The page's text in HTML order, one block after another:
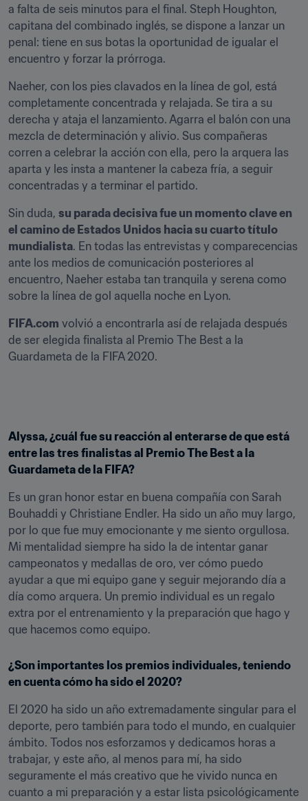
a falta de seis minutos para el final. Steph Houghton,
capitana del combinado inglés, se dispone a lanzar un
penal: tiene en sus botas la oportunidad de igualar el
encuentro y forzar la prórroga.
Naeher, con los pies clavados en la línea de gol, está
completamente concentrada y relajada. Se tira a su
derecha y ataja el lanzamiento. Agarra el balón con una
mezcla de determinación y alivio. Sus compañeras
corren a celebrar la acción con ella, pero la arquera las
aparta y les insta a mantener la cabeza fría, a seguir
concentradas y a terminar el partido.
Sin duda, su parada decisiva fue un momento clave en
el camino de Estados Unidos hacia su cuarto título
mundialista. En todas las entrevistas y comparecencias
ante los medios de comunicación posteriores al
encuentro, Naeher estaba tan tranquila y serena como
sobre la línea de gol aquella noche en Lyon.
FIFA.com volvió a encontrarla así de relajada después
de ser elegida finalista al Premio The Best a la
Guardameta de la FIFA 2020.
Alyssa, ¿cuál fue su reacción al enterarse de que está
entre las tres finalistas al Premio The Best a la
Guardameta de la FIFA?
Es un gran honor estar en buena compañía con Sarah
Bouhaddi y Christiane Endler. Ha sido un año muy largo,
por lo que fue muy emocionante y me siento orgullosa.
Mi mentalidad siempre ha sido la de intentar ganar
campeonatos y medallas de oro, ver cómo puedo
ayudar a que mi equipo gane y seguir mejorando día a
día como arquera. Un premio individual es un regalo
extra por el entrenamiento y la preparación que hago y
que hacemos como equipo.
¿Son importantes los premios individuales, teniendo
en cuenta cómo ha sido el 2020?
El 2020 ha sido un año extremadamente singular para el
deporte, pero también para todo el mundo, en cualquier
ámbito. Todos nos esforzamos y dedicamos horas a
trabajar, y este año, al menos para mí, ha sido
seguramente el más creativo que he vivido nunca en
cuanto a mi preparación y a estar lista psicológicamente